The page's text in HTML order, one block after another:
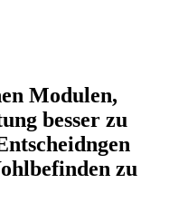
Modulen,
besser zu
zu